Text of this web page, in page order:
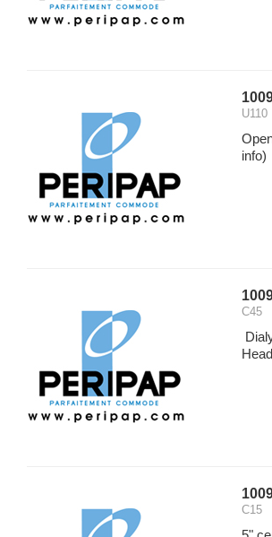
U110
info)
C45
C15